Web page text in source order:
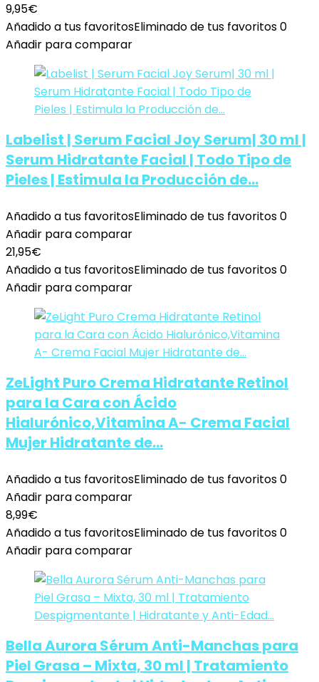
9,95€
Añadido a tus favoritosEliminado de tus favoritos0
Añadir para comparar
Labelist | Serum Facial Joy Serum| 30 ml |
Serum Hidratante Facial | Todo Tipo de
Pieles | Estimula la Producción de…
Añadido a tus favoritosEliminado de tus favoritos0
Añadir para comparar
21,95€
Añadido a tus favoritosEliminado de tus favoritos0
Añadir para comparar
ZeLight Puro Crema Hidratante Retinol
para la Cara con Ácido
Hialurónico,Vitamina A- Crema Facial
Mujer Hidratante de…
Añadido a tus favoritosEliminado de tus favoritos0
Añadir para comparar
8,99€
Añadido a tus favoritosEliminado de tus favoritos0
Añadir para comparar
Bella Aurora Sérum Anti-Manchas para
Piel Grasa – Mixta, 30 ml | Tratamiento